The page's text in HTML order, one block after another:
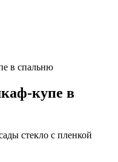
в спальню
купе в
стекло с пленкой